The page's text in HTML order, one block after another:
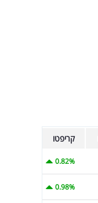
קריפטו
0.82%
0.98%